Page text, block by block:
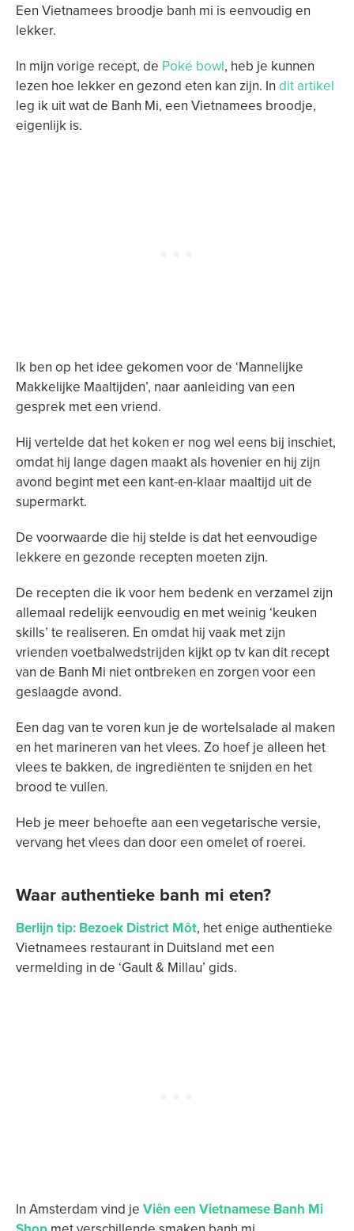
Een Vietnamees broodje banh mi is eenvoudig en
lekker.
In mijn vorige recept, de Poké bowl, heb je kunnen
lezen hoe lekker en gezond eten kan zijn. In dit artikel
leg ik uit wat de Banh Mi, een Vietnamees broodje,
eigenlijk is.
Ik ben op het idee gekomen voor de ‘Mannelijke
Makkelijke Maaltijden’, naar aanleiding van een
gesprek met een vriend.
Hij vertelde dat het koken er nog wel eens bij inschiet,
omdat hij lange dagen maakt als hovenier en hij zijn
avond begint met een kant-en-klaar maaltijd uit de
supermarkt.
De voorwaarde die hij stelde is dat het eenvoudige
lekkere en gezonde recepten moeten zijn.
De recepten die ik voor hem bedenk en verzamel zijn
allemaal redelijk eenvoudig en met weinig ‘keuken
skills’ te realiseren. En omdat hij vaak met zijn
vrienden voetbalwedstrijden kijkt op tv kan dit recept
van de Banh Mi niet ontbreken en zorgen voor een
geslaagde avond.
Een dag van te voren kun je de wortelsalade al maken
en het marineren van het vlees. Zo hoef je alleen het
vlees te bakken, de ingrediënten te snijden en het
brood te vullen.
Heb je meer behoefte aan een vegetarische versie,
vervang het vlees dan door een omelet of roerei.
Waar authentieke banh mi eten?
Berlijn tip: Bezoek District Môt, het enige authentieke
Vietnamees restaurant in Duitsland met een
vermelding in de ‘Gault & Millau’ gids.
In Amsterdam vind je Viên een Vietnamese Banh Mi